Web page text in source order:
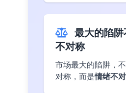
最大的陷阱
不对称
市场最大的陷阱，
对称，而是情绪不